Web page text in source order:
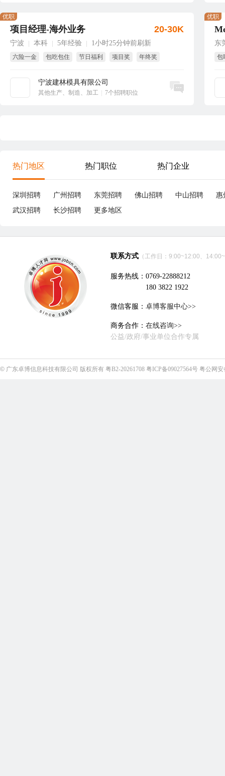
项目经理-海外业务
宁波 本科 5年经验 1小时25分钟前刷新
六险一金 包吃包住 节日福利 项目奖
年终奖
宁波建林模具有限公司
其他生产、制造、加工 7个招聘职位
优职
20-30K
立即沟通
东
包
优职
热门地区 热门职位 热门企业
深圳招聘 广州招聘 东莞招聘 佛山招聘 中山招聘
惠
武汉招聘
长沙招聘 更多地区
联系方式 （工作日：9:00~12:00、
服务热线：0769-22888212
180 3822 1922
微信客服： 卓博客服中心>>
商务合作： 在线咨询>>
公益/政府/事业单位合作专属
© 广东卓博信息科技有限公司 版权所有 粤B2-20261708 粤ICP备09027564号 粤公网安